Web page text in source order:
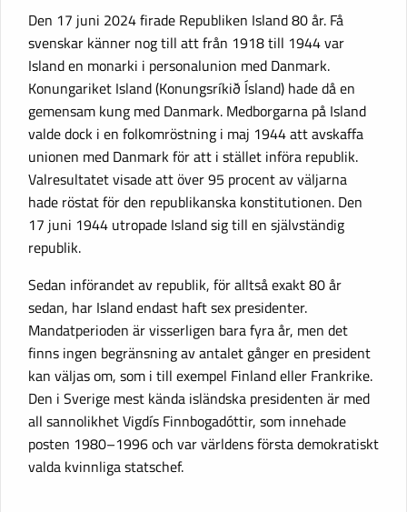
Den 17 juni 2024 firade Republiken Island 80 år. Få
svenskar känner nog till att från 1918 till 1944 var
Island en monarki i personalunion med Danmark.
Konungariket Island (Konungsríkið Ísland) hade då en
gemensam kung med Danmark. Medborgarna på Island
valde dock i en folkomröstning i maj 1944 att avskaffa
unionen med Danmark för att i stället införa republik.
Valresultatet visade att över 95 procent av väljarna
hade röstat för den republikanska konstitutionen. Den
17 juni 1944 utropade Island sig till en självständig
republik.
Sedan införandet av republik, för alltså exakt 80 år
sedan, har Island endast haft sex presidenter.
Mandatperioden är visserligen bara fyra år, men det
finns ingen begränsning av antalet gånger en president
kan väljas om, som i till exempel Finland eller Frankrike.
Den i Sverige mest kända isländska presidenten är med
all sannolikhet Vigdís Finnbogadóttir, som innehade
posten 1980–1996 och var världens första demokratiskt
valda kvinnliga statschef.